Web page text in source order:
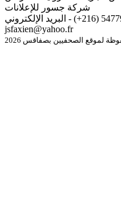
شركة جسور للإعلانات
للإتصال أو نشر الردود الهاتف 54779966 (216+) - البريد الإلكتروني
jsfaxien@yahoo.fr
لموقع الصحفيين بصفاقس 2026